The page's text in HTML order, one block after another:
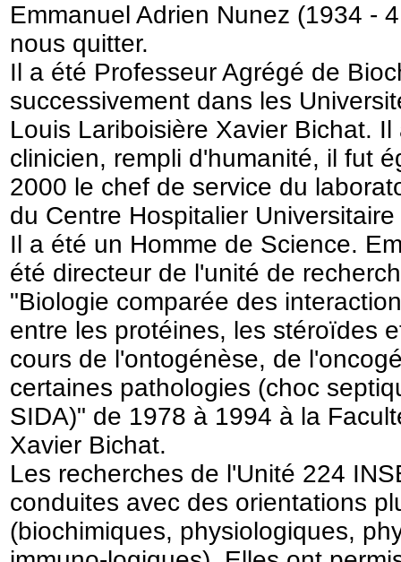
Emmanuel Adrien Nunez (1934 -
nous quitter.
Il a été Professeur Agrégé de
successivement dans les
Louis Lariboisière Xavier Bichat.
clinicien, rempli d'humanité, il fut
2000 le chef de service du
du Centre Hospitalier
Il a été un Homme de Science.
été directeur de l'unité de
"Biologie comparée des
entre les protéines, les stéroïdes
cours de l'ontogénèse, de
certaines pathologies (choc
SIDA)" de 1978 à 1994 à la
Xavier Bichat.
Les recherches de l'Unité 224
conduites avec des orientations
(biochimiques, physiologiques,